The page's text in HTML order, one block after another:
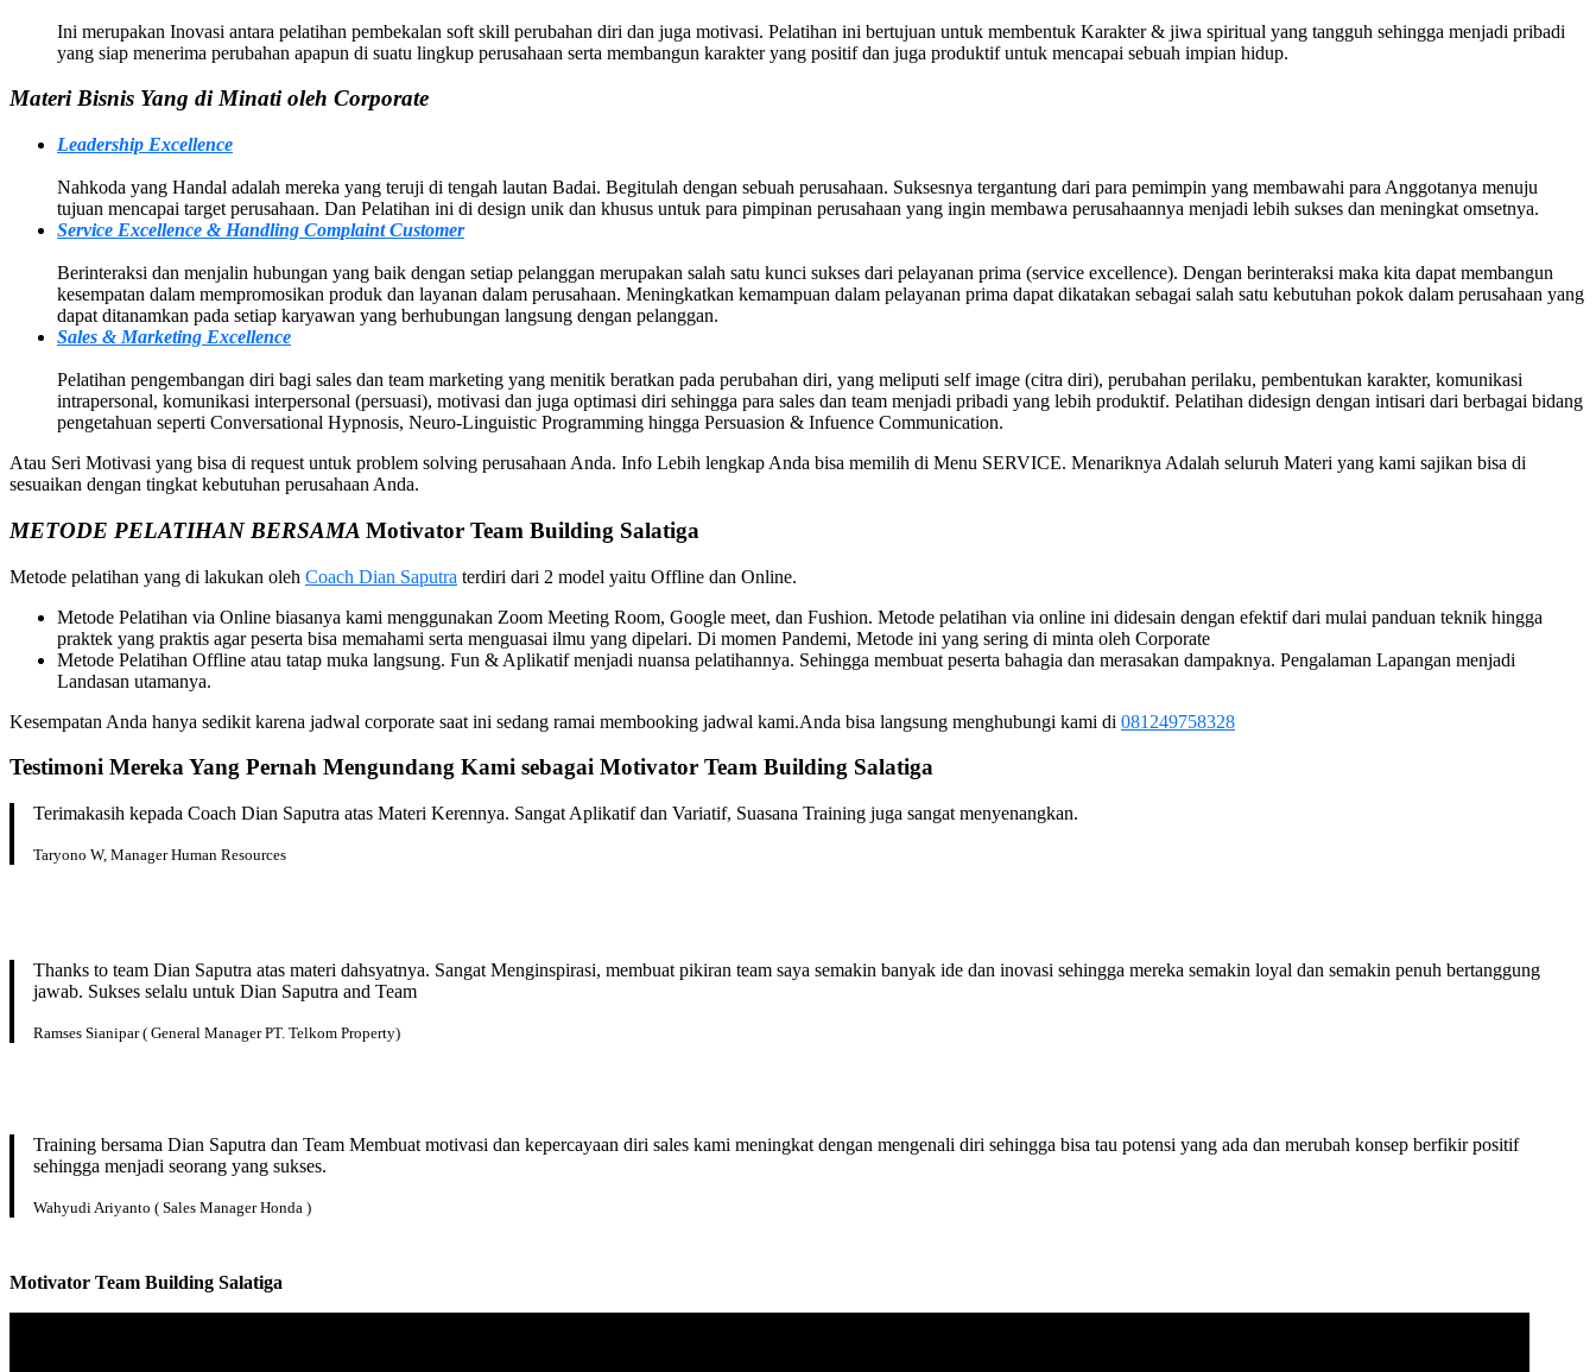
Ini merupakan Inovasi antara pelatihan pembekalan soft skill perubahan diri dan juga motivasi. Pelatihan ini bertujuan untuk membentuk Karakter & jiwa spiritual yang tangguh sehingga menjadi pribadi
yang siap menerima perubahan apapun di suatu lingkup perusahaan serta membangun karakter yang positif dan juga produktif untuk mencapai sebuah impian hidup.
Materi Bisnis Yang di Minati oleh Corporate
Leadership Excellence
Nahkoda yang Handal adalah mereka yang teruji di tengah lautan Badai. Begitulah dengan sebuah perusahaan. Suksesnya tergantung dari para pemimpin yang membawahi para Anggotanya menuju
tujuan mencapai target perusahaan. Dan Pelatihan ini di design unik dan khusus untuk para pimpinan perusahaan yang ingin membawa perusahaannya menjadi lebih sukses dan meningkat omsetnya.
Service Excellence & Handling Complaint Customer
Berinteraksi dan menjalin hubungan yang baik dengan setiap pelanggan merupakan salah satu kunci sukses dari pelayanan prima (service excellence). Dengan berinteraksi maka kita dapat membangun
kesempatan dalam mempromosikan produk dan layanan dalam perusahaan. Meningkatkan kemampuan dalam pelayanan prima dapat dikatakan sebagai salah satu kebutuhan pokok dalam perusahaan yang
dapat ditanamkan pada setiap karyawan yang berhubungan langsung dengan pelanggan.
Sales & Marketing Excellence
Pelatihan pengembangan diri bagi sales dan team marketing yang menitik beratkan pada perubahan diri, yang meliputi self image (citra diri), perubahan perilaku, pembentukan karakter, komunikasi
intrapersonal, komunikasi interpersonal (persuasi), motivasi dan juga optimasi diri sehingga para sales dan team menjadi pribadi yang lebih produktif. Pelatihan didesign dengan intisari dari berbagai bidang
pengetahuan seperti Conversational Hypnosis, Neuro-Linguistic Programming hingga Persuasion & Infuence Communication.
Atau Seri Motivasi yang bisa di request untuk problem solving perusahaan Anda. Info Lebih lengkap Anda bisa memilih di Menu SERVICE. Menariknya Adalah seluruh Materi yang kami sajikan bisa di
sesuaikan dengan tingkat kebutuhan perusahaan Anda.
METODE PELATIHAN BERSAMA Motivator Team Building Salatiga
Metode pelatihan yang di lakukan oleh Coach Dian Saputra terdiri dari 2 model yaitu Offline dan Online.
Metode Pelatihan via Online biasanya kami menggunakan Zoom Meeting Room, Google meet, dan Fushion. Metode pelatihan via online ini didesain dengan efektif dari mulai panduan teknik hingga
praktek yang praktis agar peserta bisa memahami serta menguasai ilmu yang dipelari. Di momen Pandemi, Metode ini yang sering di minta oleh Corporate
Metode Pelatihan Offline atau tatap muka langsung. Fun & Aplikatif menjadi nuansa pelatihannya. Sehingga membuat peserta bahagia dan merasakan dampaknya. Pengalaman Lapangan menjadi
Landasan utamanya.
Kesempatan Anda hanya sedikit karena jadwal corporate saat ini sedang ramai membooking jadwal kami.Anda bisa langsung menghubungi kami di 081249758328
Testimoni Mereka Yang Pernah Mengundang Kami sebagai Motivator Team Building Salatiga
Terimakasih kepada Coach Dian Saputra atas Materi Kerennya. Sangat Aplikatif dan Variatif, Suasana Training juga sangat menyenangkan.
Taryono W, Manager Human Resources
Thanks to team Dian Saputra atas materi dahsyatnya. Sangat Menginspirasi, membuat pikiran team saya semakin banyak ide dan inovasi sehingga mereka semakin loyal dan semakin penuh bertanggung
jawab. Sukses selalu untuk Dian Saputra and Team
Ramses Sianipar ( General Manager PT. Telkom Property)
Training bersama Dian Saputra dan Team Membuat motivasi dan kepercayaan diri sales kami meningkat dengan mengenali diri sehingga bisa tau potensi yang ada dan merubah konsep berfikir positif
sehingga menjadi seorang yang sukses.
Wahyudi Ariyanto ( Sales Manager Honda )
Motivator Team Building Salatiga